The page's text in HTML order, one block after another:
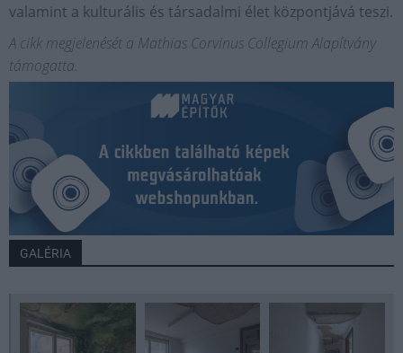
valamint a kulturális és társadalmi élet központjává teszi.
A cikk megjelenését a Mathias Corvinus Collegium Alapítvány
támogatta.
GALÉRIA